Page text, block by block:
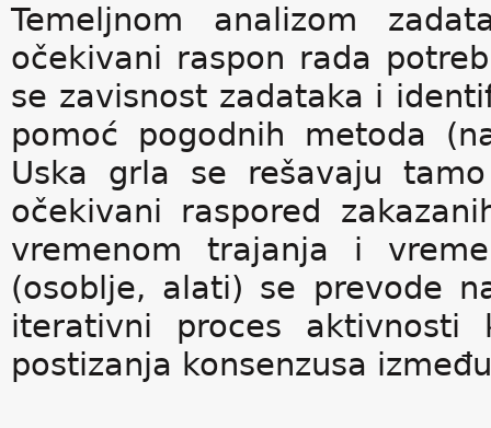
Temeljnom analizom
očekivani raspon rada
se zavisnost zadataka i
pomoć pogodnih metoda
Uska grla se rešavaju
očekivani raspored
vremenom trajanja i
(osoblje, alati) se prevode
iterativni proces
postizanja konsenzusa